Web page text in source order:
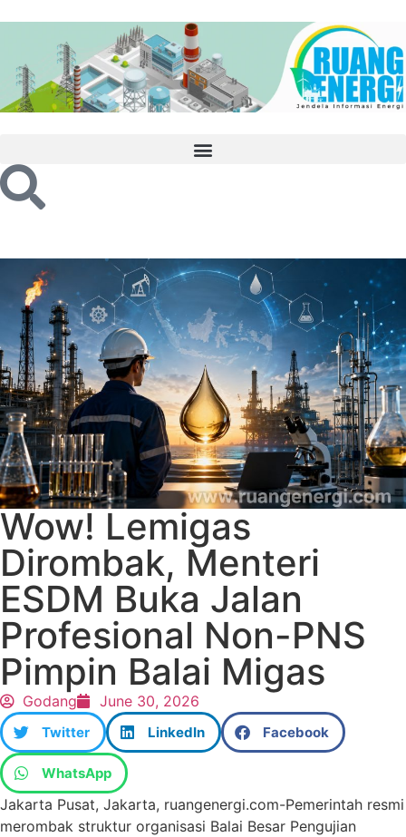
Wow! Lemigas
Dirombak, Menteri
ESDM Buka Jalan
Profesional Non-PNS
Pimpin Balai Migas
Godang June 30, 2026
Twitter LinkedIn Facebook
WhatsApp
Jakarta Pusat, Jakarta, ruangenergi.com-Pemerintah resmi
merombak struktur organisasi Balai Besar Pengujian